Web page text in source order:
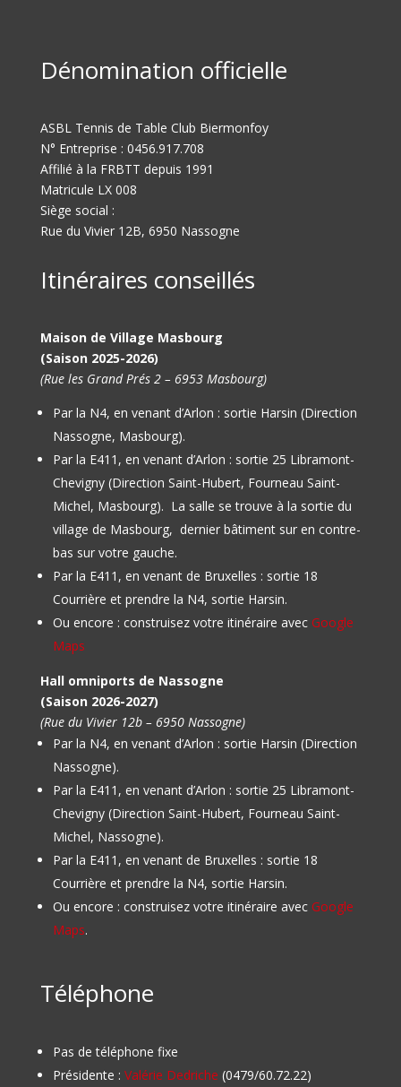
Dénomination officielle
ASBL Tennis de Table Club Biermonfoy
N° Entreprise : 0456.917.708
Affilié à la FRBTT depuis 1991
Matricule LX 008
Siège social :
Rue du Vivier 12B, 6950 Nassogne
Itinéraires conseillés
Maison de Village Masbourg
(Saison 2025-2026)
(Rue les Grand Prés 2 – 6953 Masbourg)
Par la N4, en venant d’Arlon : sortie Harsin (Direction
Nassogne, Masbourg).
Par la E411, en venant d’Arlon : sortie 25 Libramont-
Chevigny (Direction Saint-Hubert, Fourneau Saint-
Michel, Masbourg). La salle se trouve à la sortie du
village de Masbourg, dernier bâtiment sur en contre-
bas sur votre gauche.
Par la E411, en venant de Bruxelles : sortie 18
Courrière et prendre la N4, sortie Harsin.
Ou encore : construisez votre itinéraire avec Google
Maps
Hall omniports de Nassogne
(Saison 2026-2027)
(Rue du Vivier 12b – 6950 Nassogne)
Par la N4, en venant d’Arlon : sortie Harsin (Direction
Nassogne).
Par la E411, en venant d’Arlon : sortie 25 Libramont-
Chevigny (Direction Saint-Hubert, Fourneau Saint-
Michel, Nassogne).
Par la E411, en venant de Bruxelles : sortie 18
Courrière et prendre la N4, sortie Harsin.
Ou encore : construisez votre itinéraire avec Google
Maps.
Téléphone
Pas de téléphone fixe
Présidente : Valérie Dedriche (0479/60.72.22)